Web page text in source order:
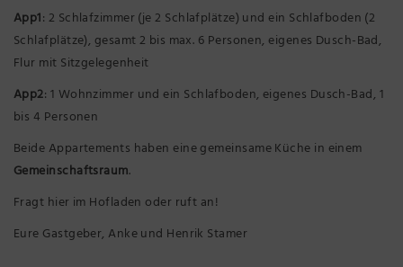
App1: 2 Schlafzimmer (je 2 Schlafplätze) und ein Schlafboden (2
Schlafplätze), gesamt 2 bis max. 6 Personen, eigenes Dusch-Bad,
Flur mit Sitzgelegenheit
App2: 1 Wohnzimmer und ein Schlafboden, eigenes Dusch-Bad, 1
bis 4 Personen
Beide Appartements haben eine gemeinsame Küche in einem
Gemeinschaftsraum.
Fragt hier im Hofladen oder ruft an!
Eure Gastgeber, Anke und Henrik Stamer